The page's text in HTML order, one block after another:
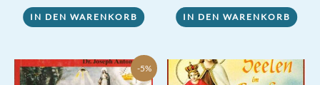
IN DEN WARENKORB IN DEN WARENKORB
-5%